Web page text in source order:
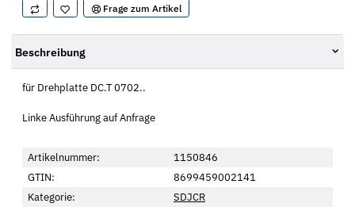
Frage zum Artikel
Beschreibung
für Drehplatte DC.T 0702..
Linke Ausführung auf Anfrage
Artikelnummer:
1150846
GTIN:
8699459002141
Kategorie:
SDJCR